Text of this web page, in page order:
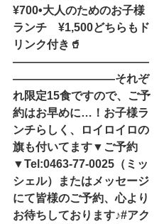
¥700•大人のためのお子様
ランチ ¥1,500どちらもド
リンク付き🥤
————————————
—————————それぞ
れ限定15食ですので、ご予
約はお早めに…！お子様ラ
ンチらしく、ロイロイロの
旗も付いてます▼ご予約
▼Tel:0463-77-0025（ミッ
シェル）またはメッセージ
にて皆様のご予約、心より
お待ちしております♪#アク